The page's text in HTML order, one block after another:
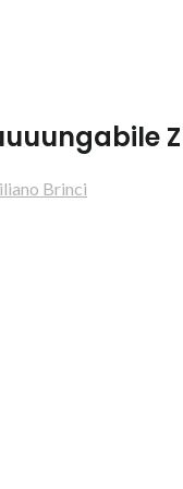
Brinci